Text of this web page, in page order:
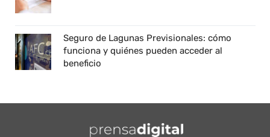
Seguro de Lagunas Previsionales: cómo
funciona y quiénes pueden acceder al
beneficio